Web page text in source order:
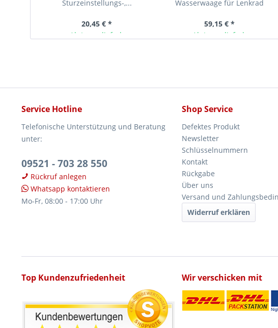
Sturzeinstellungs-,...
20,45 € *
Ab Lager lieferbar
Wasserwaage für Lenkrad
59,15 € *
Ab Lager lieferbar
Service Hotline
Telefonische Unterstützung und Beratung
unter:
09521 - 703 28 550
Rückruf anlegen
Whatsapp kontaktieren
Mo-Fr, 08:00 - 17:00 Uhr
Shop Service
Defektes Produkt
Newsletter
Schlüsselnummern
Kontakt
Rückgabe
Über uns
Versand und
Widerruf erklären
Top Kundenzufriedenheit Wir verschicken mit